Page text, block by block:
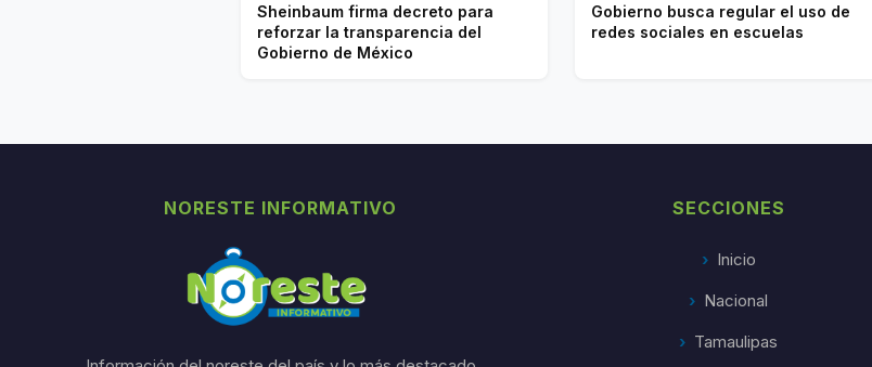
Sheinbaum firma decreto para
reforzar la transparencia del
Gobierno de México
Gobierno busca regular el uso de
redes sociales en escuelas
NORESTE INFORMATIVO SECCIONES
Inicio
Nacional
Tamaulipas